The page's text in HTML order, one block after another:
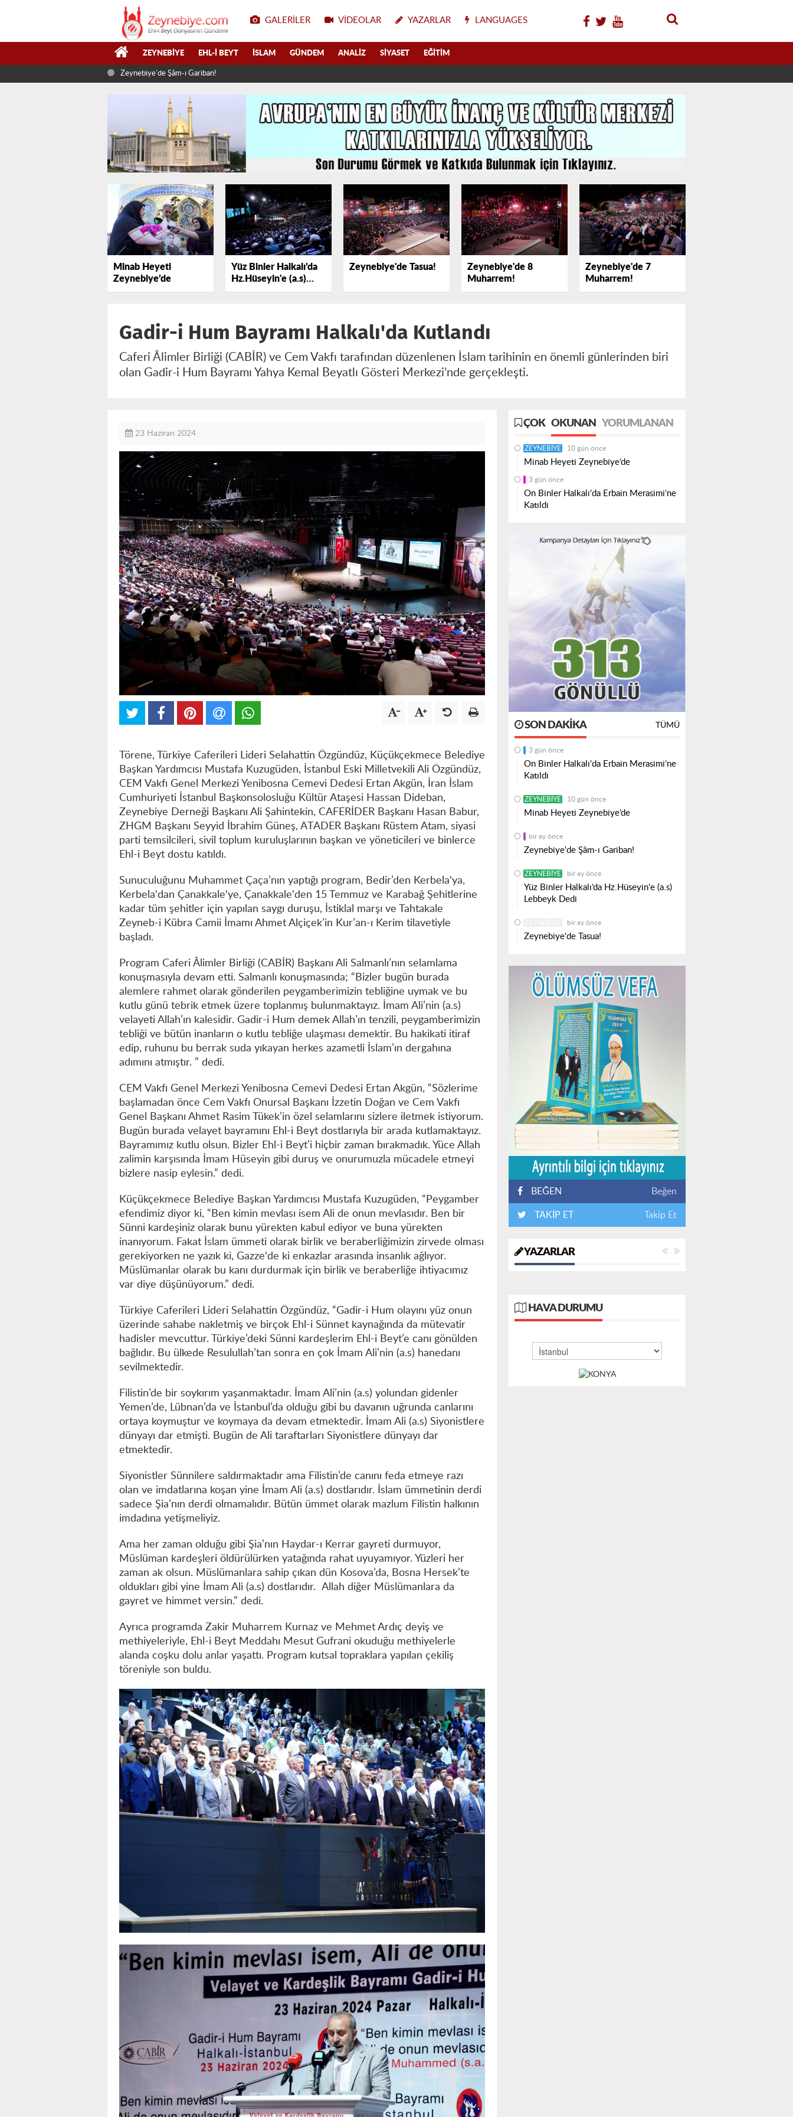
GALERILER VIDEOLAR YAZARLAR LANGUAGES
ZEYNEBIYE EHL-I BEYT İSLAM GÜNDEM ANALIZ SIYASET EĞITIM
Zeynebiye'de Şâm-ı Gariban!
Minab Heyeti
Zeynebiye’de
Yüz Binler Halkalı’da
Hz.Hüseyin'e (a.s)
Lebbeyk Dedi
Zeynebiye'de Tasua!
Zeynebiye'de 8
Muharrem!
Zeynebiye'de 7
Muharrem!
Gadir-i Hum Bayramı Halkalı'da Kutlandı
Caferi Âlimler Birliği (CABİR) ve Cem Vakfı tarafından düzenlenen İslam tarihinin en önemli günlerinden biri
olan Gadir-i Hum Bayramı Yahya Kemal Beyatlı Gösteri Merkezi’nde gerçekleşti.
23 Haziran 2024
Törene, Türkiye Caferileri Lideri Selahattin Özgündüz, Küçükçekmece Belediye
Başkan Yardımcısı Mustafa Kuzugüden, İstanbul Eski Milletvekili Ali Özgündüz,
CEM Vakfı Genel Merkezi Yenibosna Cemevi Dedesi Ertan Akgün, İran İslam
Cumhuriyeti İstanbul Başkonsolosluğu Kültür Ataşesi Hassan Dideban,
Zeynebiye Derneği Başkanı Ali Şahintekin, CAFERİDER Başkanı Hasan Babur,
ZHGM Başkanı Seyyid İbrahim Güneş, ATADER Başkanı Rüstem Atam, siyasi
parti temsilcileri, sivil toplum kuruluşlarının başkan ve yöneticileri ve binlerce
Ehl-i Beyt dostu katıldı.
Sunuculuğunu Muhammet Çaça’nın yaptığı program, Bedir’den Kerbela'ya,
Kerbela'dan Çanakkale'ye, Çanakkale'den 15 Temmuz ve Karabağ Şehitlerine
kadar tüm şehitler için yapılan saygı duruşu, İstiklal marşı ve Tahtakale
Zeyneb-i Kübra Camii İmamı Ahmet Alçiçek’in Kur’an-ı Kerim tilavetiyle
başladı.
Program Caferi Âlimler Birliği (CABİR) Başkanı Ali Salmanlı’nın selamlama
konuşmasıyla devam etti. Salmanlı konuşmasında; “Bizler bugün burada
alemlere rahmet olarak gönderilen peygamberimizin tebliğine uymak ve bu
kutlu günü tebrik etmek üzere toplanmış bulunmaktayız. İmam Ali’nin (a.s)
velayeti Allah’ın kalesidir. Gadir-i Hum demek Allah’ın tenzili, peygamberimizin
tebliği ve bütün inanların o kutlu tebliğe ulaşması demektir. Bu hakikati itiraf
edip, ruhunu bu berrak suda yıkayan herkes azametli İslam’ın dergahına
adımını atmıştır. ” dedi.
CEM Vakfı Genel Merkezi Yenibosna Cemevi Dedesi Ertan Akgün, “Sözlerime
başlamadan önce Cem Vakfı Onursal Başkanı İzzetin Doğan ve Cem Vakfı
Genel Başkanı Ahmet Rasim Tükek’in özel selamlarını sizlere iletmek istiyorum.
Bugün burada velayet bayramını Ehl-i Beyt dostlarıyla bir arada kutlamaktayız.
Bayramımız kutlu olsun. Bizler Ehl-i Beyt’i hiçbir zaman bırakmadık. Yüce Allah
zalimin karşısında İmam Hüseyin gibi duruş ve onurumuzla mücadele etmeyi
bizlere nasip eylesin.” dedi.
Küçükçekmece Belediye Başkan Yardımcısı Mustafa Kuzugüden, “Peygamber
efendimiz diyor ki, “Ben kimin mevlası isem Ali de onun mevlasıdır. Ben bir
Sünni kardeşiniz olarak bunu yürekten kabul ediyor ve buna yürekten
inanıyorum. Fakat İslam ümmeti olarak birlik ve beraberliğimizin zirvede olması
gerekiyorken ne yazık ki, Gazze'de ki enkazlar arasında insanlık ağlıyor.
Müslümanlar olarak bu kanı durdurmak için birlik ve beraberliğe ihtiyacımız
var diye düşünüyorum.” dedi.
Türkiye Caferileri Lideri Selahattin Özgündüz, “Gadir-i Hum olayını yüz onun
üzerinde sahabe nakletmiş ve birçok Ehl-i Sünnet kaynağında da mütevatir
hadisler mevcuttur. Türkiye’deki Sünni kardeşlerim Ehl-i Beyt’e canı gönülden
bağlıdır. Bu ülkede Resulullah’tan sonra en çok İmam Ali’nin (a.s) hanedanı
sevilmektedir.
Filistin’de bir soykırım yaşanmaktadır. İmam Ali’nin (a.s) yolundan gidenler
Yemen’de, Lübnan’da ve İstanbul’da olduğu gibi bu davanın uğrunda canlarını
ortaya koymuştur ve koymaya da devam etmektedir. İmam Ali (a.s) Siyonistlere
dünyayı dar etmişti. Bugün de Ali taraftarları Siyonistlere dünyayı dar
etmektedir.
Siyonistler Sünnilere saldırmaktadır ama Filistin’de canını feda etmeye razı
olan ve imdatlarına koşan yine İmam Ali (a.s) dostlarıdır. İslam ümmetinin derdi
sadece Şia’nın derdi olmamalıdır. Bütün ümmet olarak mazlum Filistin halkının
imdadına yetişmeliyiz.
Ama her zaman olduğu gibi Şia’nın Haydar-ı Kerrar gayreti durmuyor,
Müslüman kardeşleri öldürülürken yatağında rahat uyuyamıyor. Yüzleri her
zaman ak olsun. Müslümanlara sahip çıkan dün Kosova’da, Bosna Hersek’te
oldukları gibi yine İmam Ali (a.s) dostlarıdır. Allah diğer Müslümanlara da
gayret ve himmet versin.” dedi.
Ayrıca programda Zakir Muharrem Kurnaz ve Mehmet Ardıç deyiş ve
methiyeleriyle, Ehl-i Beyt Meddahı Mesut Gufrani okuduğu methiyelerle
alanda coşku dolu anlar yaşattı. Program kutsal topraklara yapılan çekiliş
töreniyle son buldu.
ÇOK OKUNAN YORUMLANAN
ZEYNEBIYE 10 gün önce
Minab Heyeti Zeynebiye’de
3 gün önce
On Binler Halkalı'da Erbain Merasimi’ne
Katıldı
SON DAKIKA TÜMÜ
3 gün önce
On Binler Halkalı'da Erbain Merasimi’ne
Katıldı
ZEYNEBIYE 10 gün önce
Minab Heyeti Zeynebiye’de
bir ay önce
Zeynebiye'de Şâm-ı Gariban!
ZEYNEBIYE bir ay önce
Yüz Binler Halkalı’da Hz.Hüseyin'e (a.s)
Lebbeyk Dedi
bir ay önce
Zeynebiye'de Tasua!
BEĞEN Beğen
TAKİP ET Takip Et
YAZARLAR
HAVA DURUMU